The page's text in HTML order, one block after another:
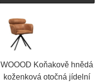
WOOOD Koňakově hnědá
koženková otočná jídelní